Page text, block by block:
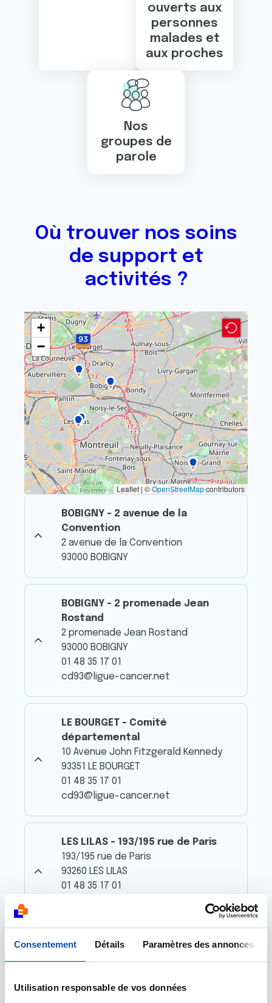
Consentement Détails Paramètres des annonces
Utilisation responsable de vos données
ouverts aux
personnes
malades et
aux proches
Nos
groupes de
parole
Où trouver nos soins
de support et
activités ?
+
−
Leaflet | ©OpenStreetMapcontributors
BOBIGNY - 2 avenue de la
Convention
2 avenue de la Convention
93000 BOBIGNY
BOBIGNY - 2 promenade Jean
Rostand
2 promenade Jean Rostand
93000 BOBIGNY
01 48 35 17 01
cd93@ligue-cancer.net
LE BOURGET - Comité
départemental
10 Avenue John Fitzgerald Kennedy
93351 LE BOURGET
01 48 35 17 01
cd93@ligue-cancer.net
LES LILAS - 193/195 rue de Paris
193/195 rue de Paris
93260 LES LILAS
01 48 35 17 01
LES LILAS - 4 Cour Saint-Paul
4 Cour Saint-Paul
01 48 35 17 01